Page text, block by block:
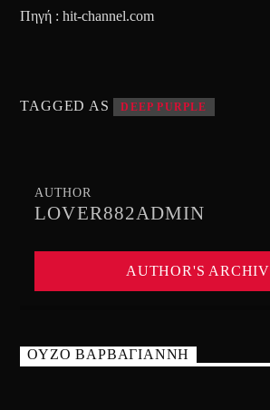
Πηγή : hit-channel.com
TAGGED AS DEEP PURPLE
AUTHOR
LOVER882ADMIN
AUTHOR'S
ΟΥΖΟ ΒΑΡΒΑΓΙΑΝΝΗ